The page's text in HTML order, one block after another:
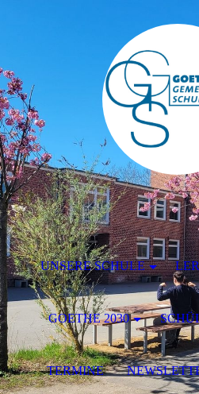
UNSERE SCHULE
GOETHE 2030
TERMINE